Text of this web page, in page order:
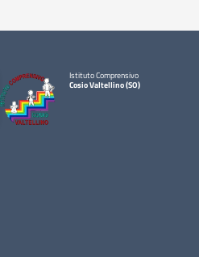
Istituto Comprensivo
Cosio Valtellino (SO)